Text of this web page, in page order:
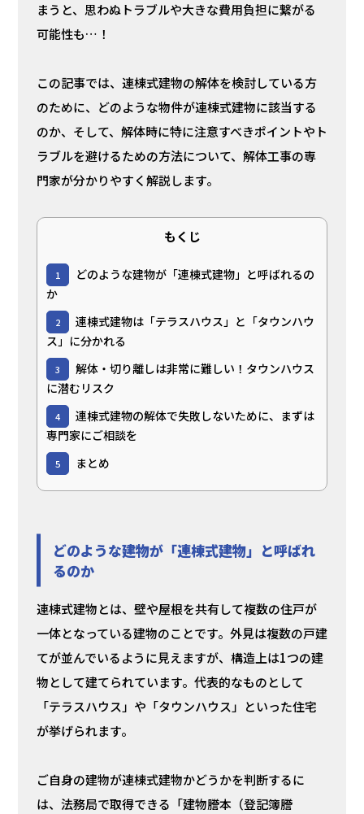
まうと、思わぬトラブルや大きな費用負担に繋がる
可能性も…！
この記事では、連棟式建物の解体を検討している方
のために、どのような物件が連棟式建物に該当する
のか、そして、解体時に特に注意すべきポイントやト
ラブルを避けるための方法について、解体工事の専
門家が分かりやすく解説します。
もくじ
1
どのような建物が「連棟式建物」と呼ばれるの
か
2
連棟式建物は「テラスハウス」と「タウンハウ
ス」に分かれる
3
解体・切り離しは非常に難しい！タウンハウス
に潜むリスク
4
連棟式建物の解体で失敗しないために、まずは
専門家にご相談を
5 まとめ
どのような建物が「連棟式建物」と呼ばれ
るのか
連棟式建物とは、壁や屋根を共有して複数の住戸が
一体となっている建物のことです。外見は複数の戸建
てが並んでいるように見えますが、構造上は1つの建
物として建てられています。代表的なものとして
「テラスハウス」や「タウンハウス」といった住宅
が挙げられます。
ご自身の建物が連棟式建物かどうかを判断するに
は、法務局で取得できる「建物謄本（登記簿謄